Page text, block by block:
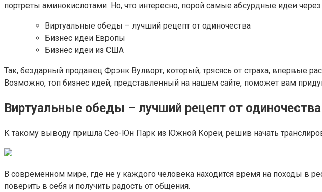
портреты аминокислотами. Но, что интересно, порой самые абсурдные идеи
Виртуальные обеды – лучший рецепт от одиночества
Бизнес идеи Европы
Бизнес идеи из США
Так, бездарный продавец Фрэнк Вулворт, который, трясясь от страха, впервые
Возможно, топ бизнес идей, представленный на нашем сайте, поможет вам
Виртуальные обеды – лучший рецепт от одиночества
К такому выводу пришла Сео-Юн Парк из Южной Кореи, решив начать
В современном мире, где не у каждого человека находится время на походы в
поверить в себя и получить радость от общения.